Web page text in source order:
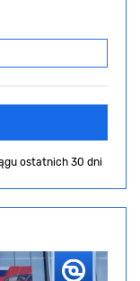
ostatnich 30 dni